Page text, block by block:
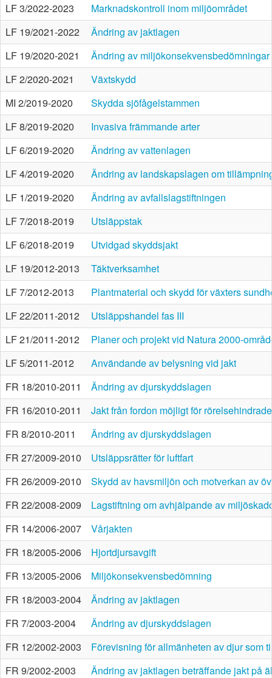
LF 3/2022-2023
Marknadskontroll inom miljöområdet
LF 19/2021-2022
Ändring av jaktlagen
LF 19/2020-2021
Ändring av miljökonsekvensbedömningar
LF 2/2020-2021
Växtskydd
MI 2/2019-2020
Skydda sjöfågelstammen
LF 8/2019-2020
Invasiva främmande arter
LF 6/2019-2020
Ändring av vattenlagen
LF 4/2019-2020
Ändring av landskapslagen om
LF 1/2019-2020
Ändring av avfallslagstiftningen
LF 7/2018-2019
Utsläppstak
LF 6/2018-2019
Utvidgad skyddsjakt
LF 19/2012-2013
Täktverksamhet
LF 7/2012-2013
Plantmaterial och skydd för växters
LF 22/2011-2012
Utsläppshandel fas III
LF 21/2011-2012
Planer och projekt vid Natura 2000-
LF 5/2011-2012
Användande av belysning vid jakt
FR 18/2010-2011
Ändring av djurskyddslagen
FR 16/2010-2011
Jakt från fordon möjligt för
FR 8/2010-2011
Ändring av djurskyddslagen
FR 27/2009-2010
Utsläppsrätter för luftfart
FR 26/2009-2010
Skydd av havsmiljön och motverkan av
FR 22/2008-2009
Lagstiftning om avhjälpande av
FR 14/2006-2007
Vårjakten
FR 18/2005-2006
Hjortdjursavgift
FR 13/2005-2006
Miljökonsekvensbedömning
FR 18/2003-2004
Ändring av jaktlagen
FR 7/2003-2004
Ändring av djurskyddslagen
FR 12/2002-2003
Förevisning för allmänheten av djur som
FR 9/2002-2003
Ändring av jaktlagen beträffande jakt på